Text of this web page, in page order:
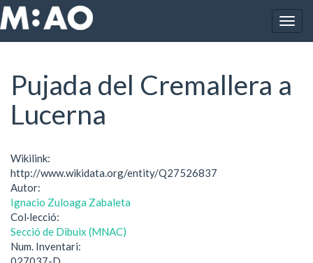
Vés al contingut
Inici Pujada del Cremallera a Lucerna
Pujada del Cremallera a
Lucerna
Wikilink:
http://www.wikidata.org/entity/Q27526837
Autor:
Ignacio Zuloaga Zabaleta
Col·lecció:
Secció de Dibuix (MNAC)
Num. Inventari: